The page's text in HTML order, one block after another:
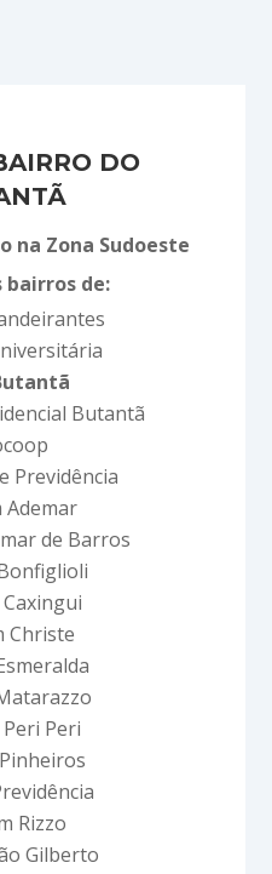
DO
na Zona Sudoeste
bairros de:
Butantã
Previdência
Ademar
de Barros
Christe
Peri
Rizzo
Gilberto